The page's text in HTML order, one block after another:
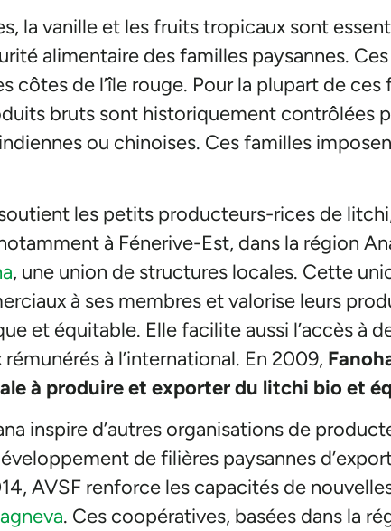
la vanille et les fruits tropicaux sont
alimentaire des familles paysannes.
côtes de l’île rouge. Pour la plupart de
bruts sont historiquement contrôlées
ou chinoises. Ces familles
les petits producteurs-rices de
à Fénerive-Est, dans la région
, une union de structures locales. Cette
à ses membres et valorise leurs
et équitable. Elle facilite aussi l’accès à
à l’international. En 2009,
à produire et exporter du litchi bio et
inspire d’autres organisations de
de filières paysannes
AVSF renforce les capacités de
. Ces coopératives, basées dans la